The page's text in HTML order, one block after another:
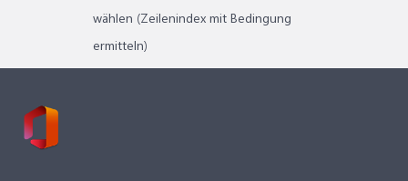
wählen (Zeilenindex mit Bedingung
ermitteln)